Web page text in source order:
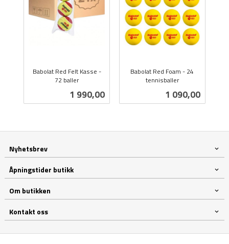
Babolat Red Felt Kasse -
72 baller
Pris
1 990,00
Babolat Red Foam - 24
tennisballer
Pris
1 090,00
Nyhetsbrev
Åpningstider butikk
Om butikken
Kontakt oss